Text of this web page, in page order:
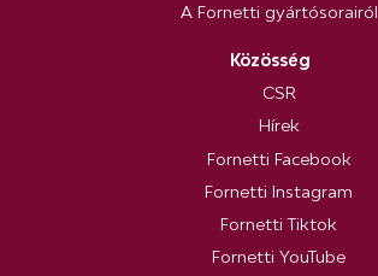
A Fornetti gyártósorairól
Közösség
CSR
Hírek
Fornetti Facebook
Fornetti Instagram
Fornetti Tiktok
Fornetti YouTube